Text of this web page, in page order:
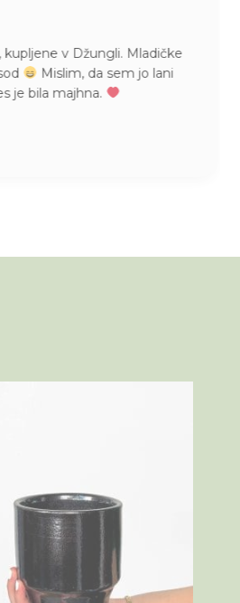
v Džungli. Mladičke
Mislim, da sem jo lani
je bila majhna.